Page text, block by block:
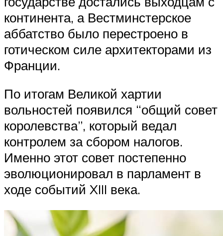
континента, а Вестминстерское
аббатство было перестроено в
готическом силе архитекторами из
Франции.
По итогам Великой хартии
вольностей появился “общий совет
королевства”, который ведал
контролем за сбором налогов.
Именно этот совет постепенно
эволюционировал в парламент в
ходе событий XIII века.